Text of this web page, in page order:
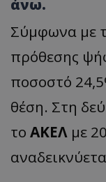
άνω.
Σύμφωνα με
πρόθεσης
ποσοστό
θέση. Στη
το ΑΚΕΛ με